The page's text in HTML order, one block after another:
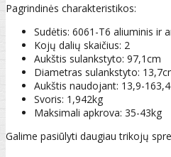
Pagrindinės charakteristikos:
Sudėtis: 6061-T6 aliuminis ir
Kojų dalių skaičius: 2
Aukštis sulankstyto: 97,1cm
Diametras sulankstyto:
Aukštis naudojant: 13,9-
Svoris: 1,942kg
Maksimali apkrova: 35-43kg
Galime pasiūlyti daugiau trikojų